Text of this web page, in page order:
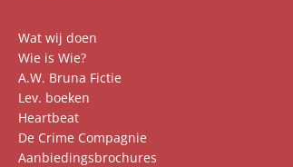
Wat wij doen
Wie is Wie?
A.W. Bruna Fictie
Lev. boeken
Heartbeat
De Crime Compagnie
Aanbiedingsbrochures